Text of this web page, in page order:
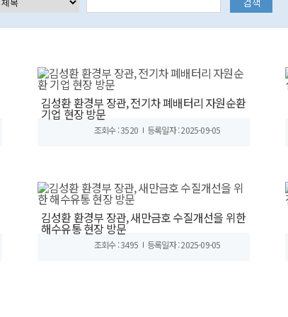
김성환 환경부 장관, 전기차 폐배터리 자원순환
기업 현장 방문
조회수 : 3520 등록일자 : 2025-09-05
김성환 환경부 장관, 새만금호 수질개선을 위한
해수유통 현장 방문
조회수 : 3495 등록일자 : 2025-09-05